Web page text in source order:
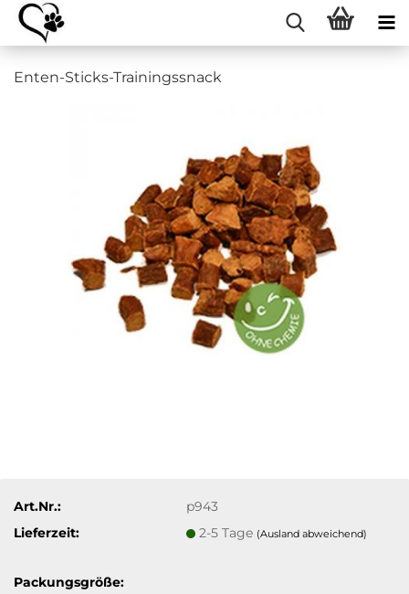
Enten-Sticks-Trainingssnack
Art.Nr.:
p943
Lieferzeit:
2-5 Tage (Ausland abweichend)
Packungsgröße: